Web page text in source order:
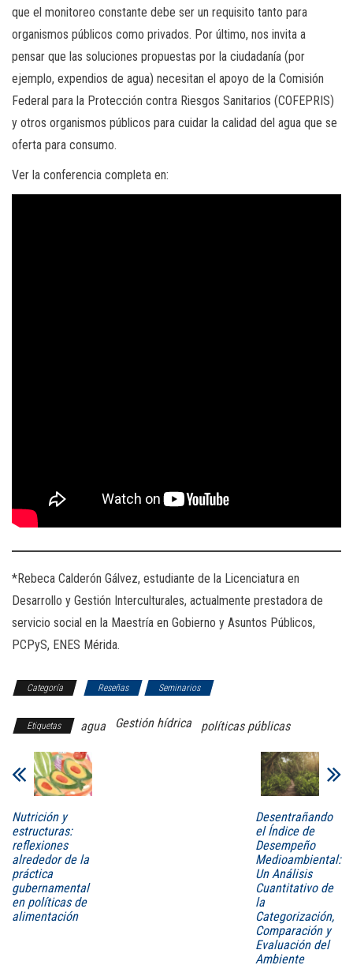
que el monitoreo constante debe ser un requisito tanto para
organismos públicos como privados. Por último, nos invita a
pensar que las soluciones propuestas por la ciudadanía (por
ejemplo, expendios de agua) necesitan el apoyo de la Comisión
Federal para la Protección contra Riesgos Sanitarios (COFEPRIS)
y otros organismos públicos para cuidar la calidad del agua que se
oferta para consumo.
Ver la conferencia completa en:
*Rebeca Calderón Gálvez, estudiante de la Licenciatura en
Desarrollo y Gestión Interculturales, actualmente prestadora de
servicio social en la Maestría en Gobierno y Asuntos Públicos,
PCPyS, ENES Mérida.
Categoría Reseñas Seminarios
Etiquetas agua Gestión hídrica políticas públicas
Nutrición y
estructuras:
reflexiones
alrededor de la
práctica
gubernamental
en políticas de
alimentación
Desentrañando
el Índice de
Desempeño
Medioambiental:
Un Análisis
Cuantitativo de
la
Categorización,
Comparación y
Evaluación del
Ambiente